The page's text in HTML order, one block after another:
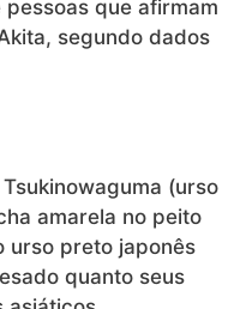
que afirmam
segundo dados
(urso
amarela no peito
urso preto japonês
quanto seus